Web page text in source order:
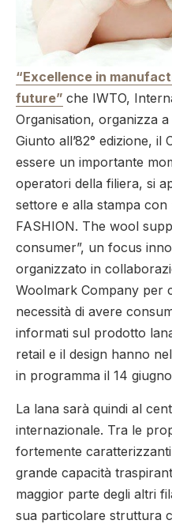
“Excellence in
future” che IWTO,
Organisation, organizza a
Giunto all’82° edizione, il
essere un importante
operatori della filiera, si
settore e alla stampa con
FASHION. The wool
consumer”, un focus
organizzato in
Woolmark Company per
necessità di avere
informati sul prodotto
retail e il design hanno
in programma il 14
La lana sarà quindi al
internazionale. Tra le
fortemente
grande capacità
maggior parte degli altri
sua particolare struttura